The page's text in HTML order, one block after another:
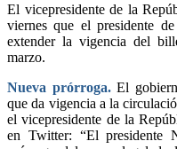
El vicepresidente de la
viernes que el presidente
extender la vigencia del
marzo.
Nueva prórroga.El
que da vigencia a la
el vicepresidente de la
en Twitter: “El presidente